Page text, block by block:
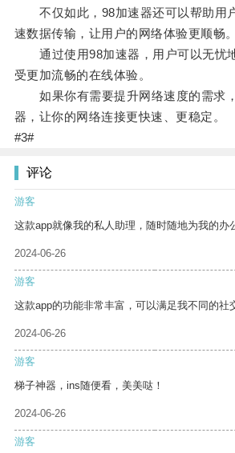
不仅如此，98加速器还可以帮助用
速数据传输，让用户的网络体验更顺畅。
通过使用98加速器，用户可以无忧
受更加流畅的在线体验。
如果你有需要提升网络速度的需求
器，让你的网络连接更快速、更稳定。
#3#
评论
游客
这款app就像我的私人助理，随时随地为我的办
2024-06-26
游客
这款app的功能非常丰富，可以满足我不同的社
2024-06-26
游客
梯子神器，ins随便看，美美哒！
2024-06-26
游客